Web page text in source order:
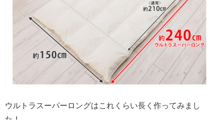
ウルトラスーパーロングはこれくらい長く作ってみまし